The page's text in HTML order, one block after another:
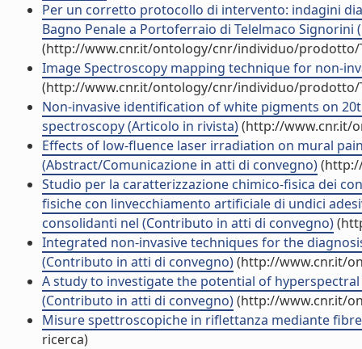
Per un corretto protocollo di intervento: indagini
Bagno Penale a Portoferraio di Telelmaco
(http://www.cnr.it/ontology/cnr/individuo/prodotto/
Image Spectroscopy mapping technique for non-
(http://www.cnr.it/ontology/cnr/individuo/prodotto/
Non-invasive identification of white pigments on
spectroscopy (Articolo in rivista)(http://www.cnr.it/
Effects of low-fluence laser irradiation on mural
(Abstract/Comunicazione in atti di convegno)
Studio per la caratterizzazione chimico-fisica dei
fisiche con linvecchiamento artificiale di undici
consolidanti nel (Contributo in atti di convegno)
Integrated non-invasive techniques for the
(Contributo in atti di convegno)(http://www.cnr.it/
A study to investigate the potential of
(Contributo in atti di convegno)(http://www.cnr.it/
Misure spettroscopiche in riflettanza mediante
ricerca)